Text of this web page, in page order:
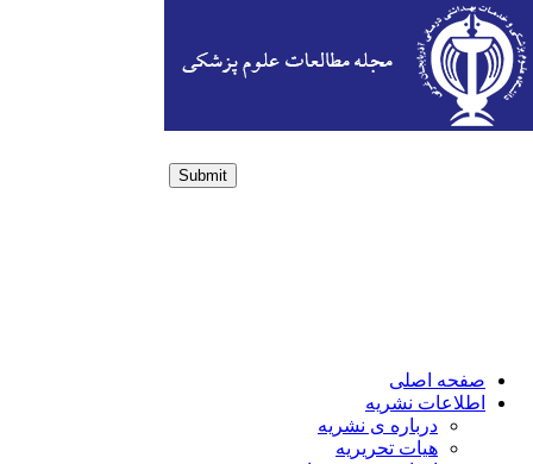
Submit
صفحه اصلی
اطلاعات نشریه
درباره ی نشریه
هیات تحریریه